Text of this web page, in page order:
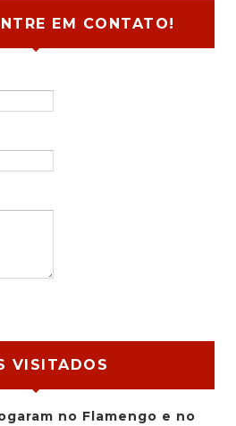
EM CONTATO!
VISITADOS
no Flamengo e no